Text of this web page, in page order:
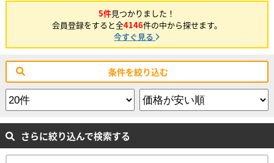
5件見つかりました！
会員登録をすると全4146件の中から探せます。
今すぐ見る
条件を絞り込む
さらに絞り込んで検索する